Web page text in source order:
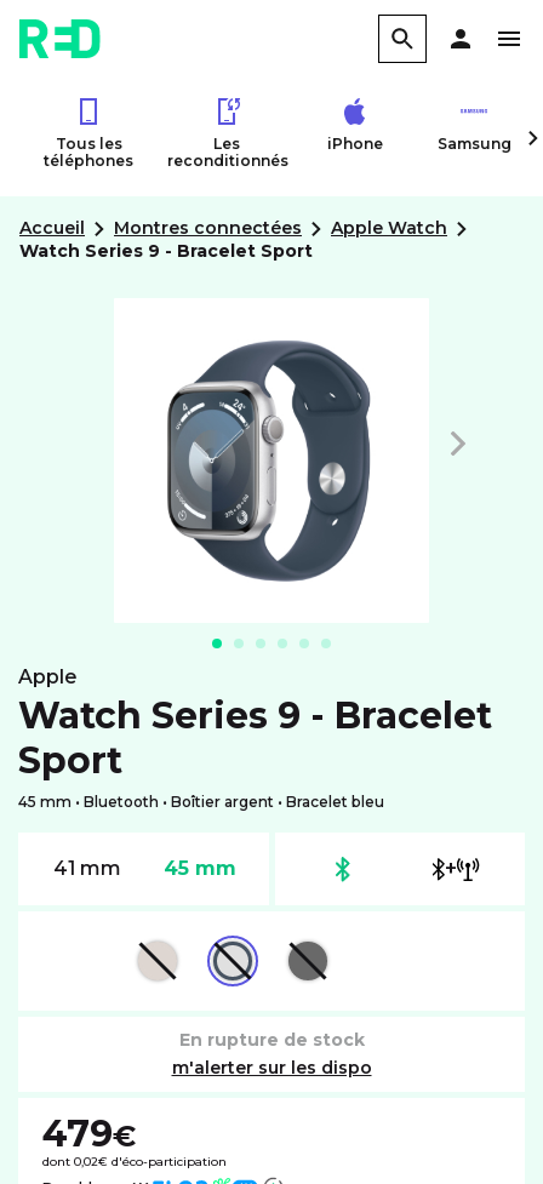
Tous les
téléphones
Les
reconditionnés
iPhone Samsung
Accueil Montres connectées
Apple Watch
Watch Series 9 - Bracelet Sport
apple
Watch Series 9 - Bracelet
Sport
45 mm • Bluetooth • Boîtier argent • Bracelet bleu
41 mm 45 mm +
En rupture de stock
m'alerter sur les dispo
479€
dont 0,02€ d'éco-participation